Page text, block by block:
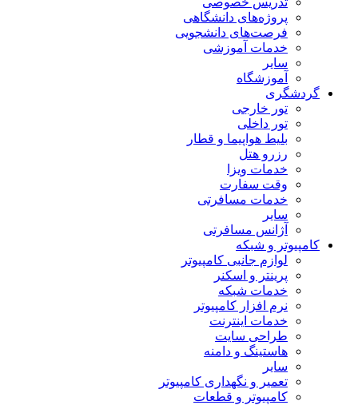
پروژه‌های دانشگاهی
فرصت‌های دانشجویی
خدمات آموزشی
سایر
آموزشگاه
گردشگری
تور خارجی
تور داخلی
بلیط هواپیما و قطار
رزرو هتل
خدمات ویزا
وقت سفارت
خدمات مسافرتی
سایر
آژانس مسافرتی
کامپیوتر و شبکه
لوازم جانبی کامپیوتر
پرینتر و اسکنر
خدمات شبکه
نرم افزار کامپیوتر
خدمات اینترنت
طراحی سایت
هاستینگ و دامنه
سایر
تعمیر و نگهداری کامپیوتر
کامپیوتر و قطعات